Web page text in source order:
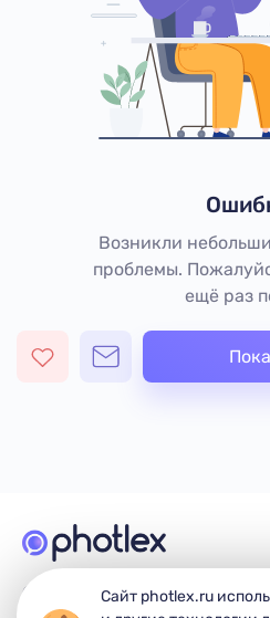
Возникли
проблемы.
ещё раз
© 2026 Photlex. Все права
Сайт photlex.ru